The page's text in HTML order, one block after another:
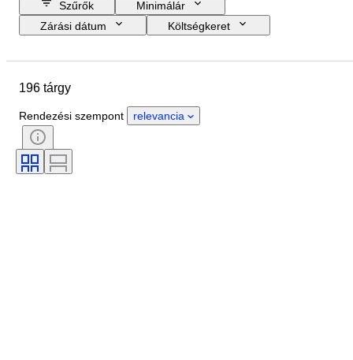
Szűrők
Minimálár
Zárási dátum
Költségkeret
Állapot
Regsztrációs papírok
CoC (megfelelőségi tanúsítvány)
Original/ Replica
196 tárgy
Rendezési szempont relevancia